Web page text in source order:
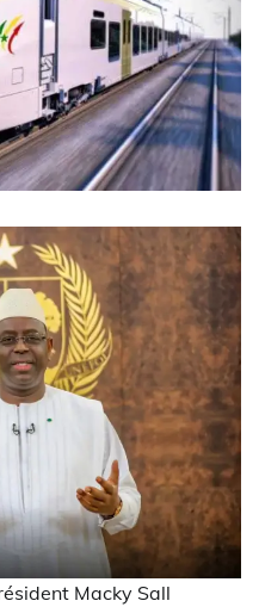
Macky Sall